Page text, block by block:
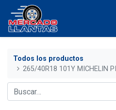
Todos los productos
265/40R18 101Y MICHELIN